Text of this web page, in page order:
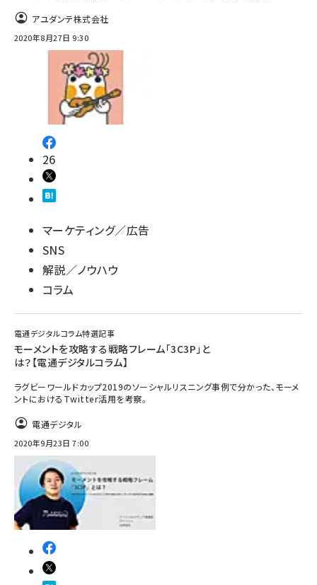
アユダンテ株式会社
2020年8月27日 9:30
26
マーケティング／広告
SNS
解説／ノウハウ
コラム
電通デジタルコラム特選記事
モーメントを攻略する戦略フレーム「3C3P」と
は？【電通デジタルコラム】
ラグビーワールドカップ2019のソーシャルリスニング事例で分かった、モーメ
ントにおけるTwitter活用を考察。
電通デジタル
2020年9月23日 7:00